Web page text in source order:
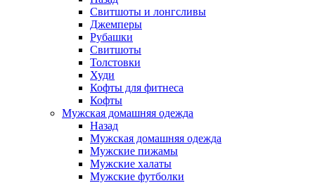
Свитшоты и лонгсливы
Джемперы
Рубашки
Свитшоты
Толстовки
Худи
Кофты для фитнеса
Кофты
Мужская домашняя одежда
Назад
Мужская домашняя одежда
Мужские пижамы
Мужские халаты
Мужские футболки